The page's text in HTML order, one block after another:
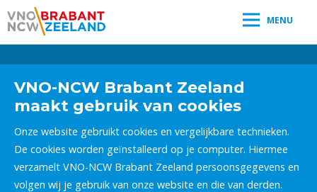
MENU
VNO-NCW Brabant Zeeland
maakt gebruik van cookies
Onze website gebruikt cookies en vergelijkbare technieken.
De cookies worden geïnstalleerd op je computer. Hiermee
verzamelt VNO-NCW Brabant Zeeland persoonsgegevens en
volgen wij je gebruik van onze website en die van derden.